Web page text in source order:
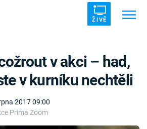
ŽIVĚ
DÁVNOVĚKU
2017 09:00
Prima Zoom
v akci – had,
v kurníku nechtěli